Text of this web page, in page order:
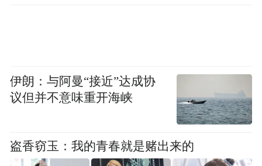
伊朗：与阿曼“接近”达成协
议但并不意味重开海峡
盗香窃玉：我的青春就是赌出来的